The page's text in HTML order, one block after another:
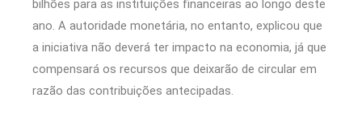
bilhões para as instituições financeiras ao longo deste
ano. A autoridade monetária, no entanto, explicou que
a iniciativa não deverá ter impacto na economia, já que
compensará os recursos que deixarão de circular em
razão das contribuições antecipadas.